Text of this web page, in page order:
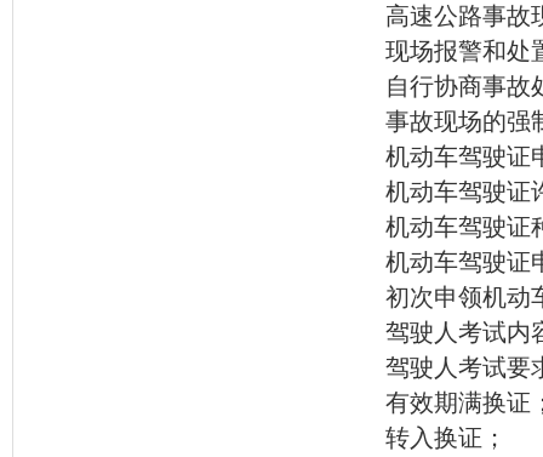
高速公路事故
现场报警和处
自行协商事故
事故现场的强
机动车驾驶证
机动车驾驶证
机动车驾驶证
机动车驾驶证
初次申领机动
驾驶人考试内
驾驶人考试要
有效期满换证
转入换证；